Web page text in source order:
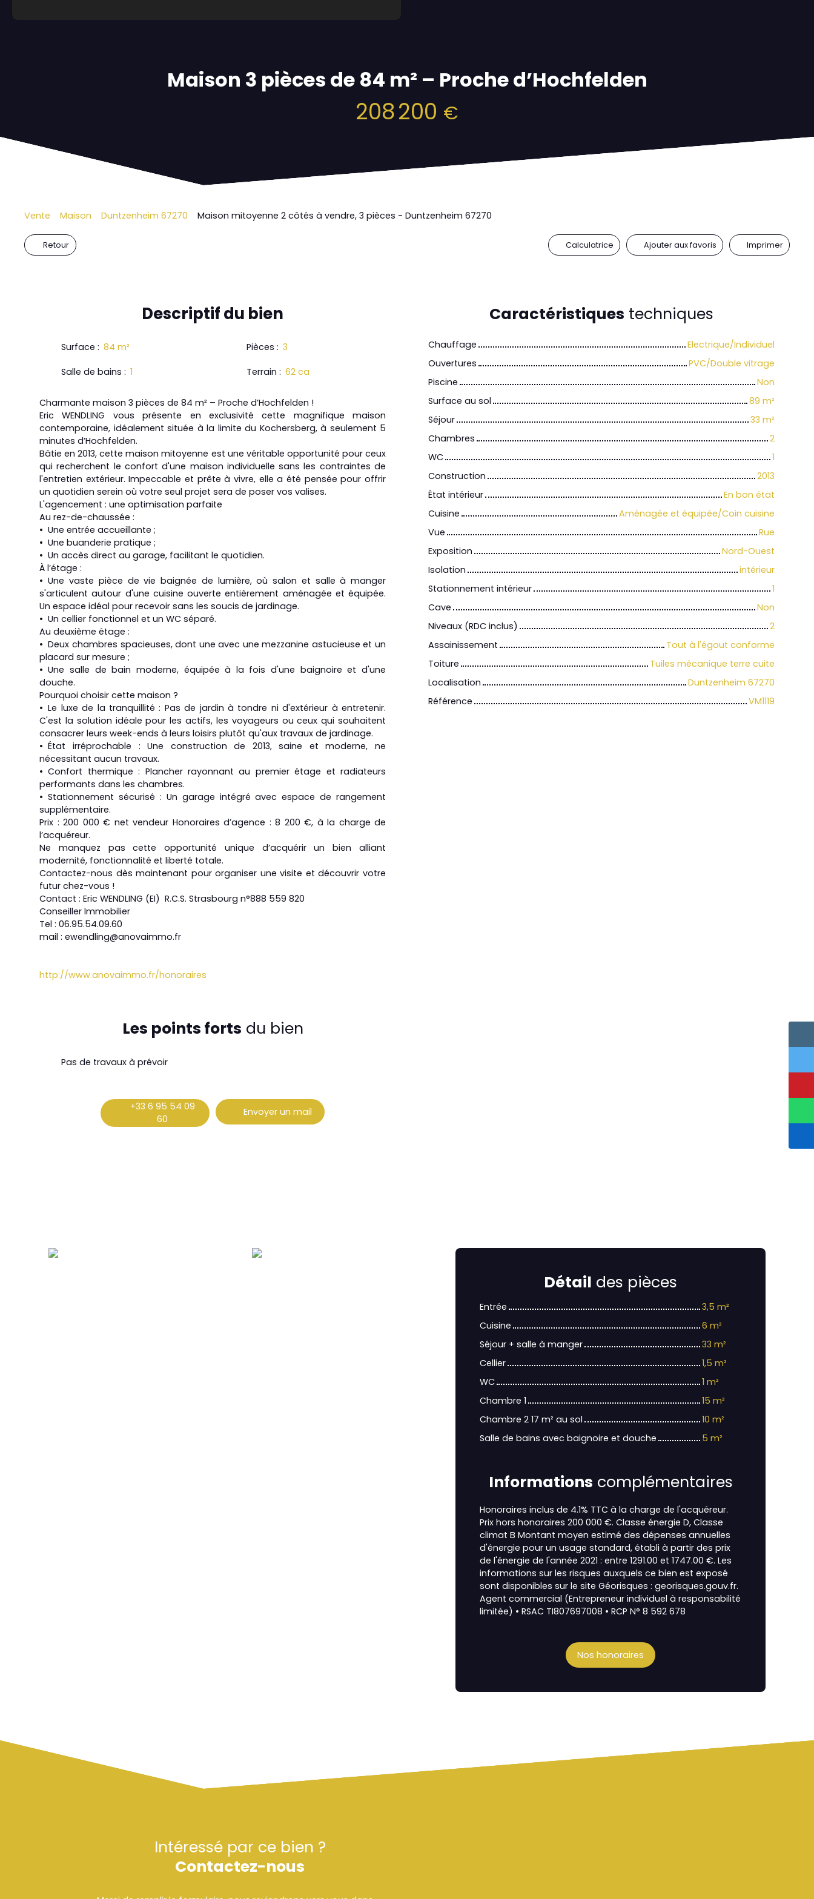
Maison 3 pièces de 84 m² – Proche d’Hochfelden
208 200 €
Vente Maison Duntzenheim 67270 Maison mitoyenne 2 côtés à vendre, 3 pièces - Duntzenheim 67270
Retour Calculatrice Ajouter aux favoris Imprimer
Descriptifdu bien
Surface : 84 m² Pièces : 3
Salle de bains : 1 Terrain : 62 ca
Charmante maison 3 pièces de 84 m² – Proche d’Hochfelden !
Eric WENDLING vous présente en exclusivité cette magnifique maison
contemporaine, idéalement située à la limite du Kochersberg, à seulement 5
minutes d’Hochfelden.
Bâtie en 2013, cette maison mitoyenne est une véritable opportunité pour ceux
qui recherchent le confort d'une maison individuelle sans les contraintes de
l'entretien extérieur. Impeccable et prête à vivre, elle a été pensée pour offrir
un quotidien serein où votre seul projet sera de poser vos valises.
L'agencement : une optimisation parfaite
Au rez-de-chaussée :
Une entrée accueillante ;
Une buanderie pratique ;
Un accès direct au garage, facilitant le quotidien.
À l’étage :
Une vaste pièce de vie baignée de lumière, où salon et salle à manger
s'articulent autour d'une cuisine ouverte entièrement aménagée et équipée.
Un espace idéal pour recevoir sans les soucis de jardinage.
Un cellier fonctionnel et un WC séparé.
Au deuxième étage :
Deux chambres spacieuses, dont une avec une mezzanine astucieuse et un
placard sur mesure ;
Une salle de bain moderne, équipée à la fois d'une baignoire et d'une
douche.
Pourquoi choisir cette maison ?
Le luxe de la tranquillité : Pas de jardin à tondre ni d'extérieur à entretenir.
C'est la solution idéale pour les actifs, les voyageurs ou ceux qui souhaitent
consacrer leurs week-ends à leurs loisirs plutôt qu'aux travaux de jardinage.
État irréprochable : Une construction de 2013, saine et moderne, ne
nécessitant aucun travaux.
Confort thermique : Plancher rayonnant au premier étage et radiateurs
performants dans les chambres.
Stationnement sécurisé : Un garage intégré avec espace de rangement
supplémentaire.
Prix : 200 000 € net vendeur Honoraires d’agence : 8 200 €, à la charge de
l’acquéreur.
Ne manquez pas cette opportunité unique d’acquérir un bien alliant
modernité, fonctionnalité et liberté totale.
Contactez-nous dès maintenant pour organiser une visite et découvrir votre
futur chez-vous !
Contact : Eric WENDLING (EI) R.C.S. Strasbourg n°888 559 820
Conseiller Immobilier
Tel : 06.95.54.09.60
mail : ewendling@anovaimmo.fr
http://www.anovaimmo.fr/honoraires
Les points forts du bien
Pas de travaux à prévoir
+33 6 95 54 09
60
Envoyer un mail
Caractéristiques techniques
Chauffage
Electrique/Individuel
Ouvertures
PVC/Double vitrage
Piscine
Non
Surface au sol
89 m²
Séjour
33 m²
Chambres
2
WC
1
Construction
2013
État intérieur
En bon état
Cuisine
Aménagée et équipée/Coin cuisine
Vue
Rue
Exposition
Nord-Ouest
Isolation
intérieur
Stationnement intérieur
1
Cave
Non
Niveaux (RDC inclus)
2
Assainissement
Tout à l'égout conforme
Toiture
Tuiles mécanique terre cuite
Localisation
Duntzenheim 67270
Référence
VM1119
Détail des pièces
Entrée
3,5 m²
Cuisine
6 m²
Séjour + salle à manger
33 m²
Cellier
1,5 m²
WC
1 m²
Chambre 1
15 m²
Chambre 2 17 m² au sol
10 m²
Salle de bains avec baignoire et douche
5 m²
Informations complémentaires
Honoraires inclus de 4.1% TTC à la charge de l'acquéreur.
Prix hors honoraires 200 000 €. Classe énergie D, Classe
climat B Montant moyen estimé des dépenses annuelles
d'énergie pour un usage standard, établi à partir des prix
de l'énergie de l'année 2021 : entre 1291.00 et 1747.00 €. Les
informations sur les risques auxquels ce bien est exposé
sont disponibles sur le site Géorisques : georisques.gouv.fr.
Agent commercial (Entrepreneur individuel à responsabilité
limitée) • RSAC TI807697008 • RCP N° 8 592 678
Nos honoraires
Intéressé par ce bien ?
Contactez-nous